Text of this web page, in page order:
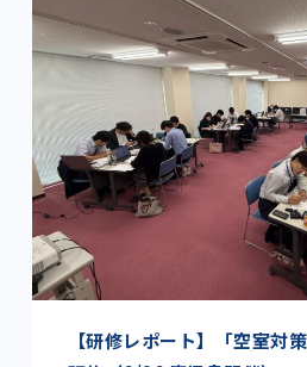
【研修レポート】「空室対